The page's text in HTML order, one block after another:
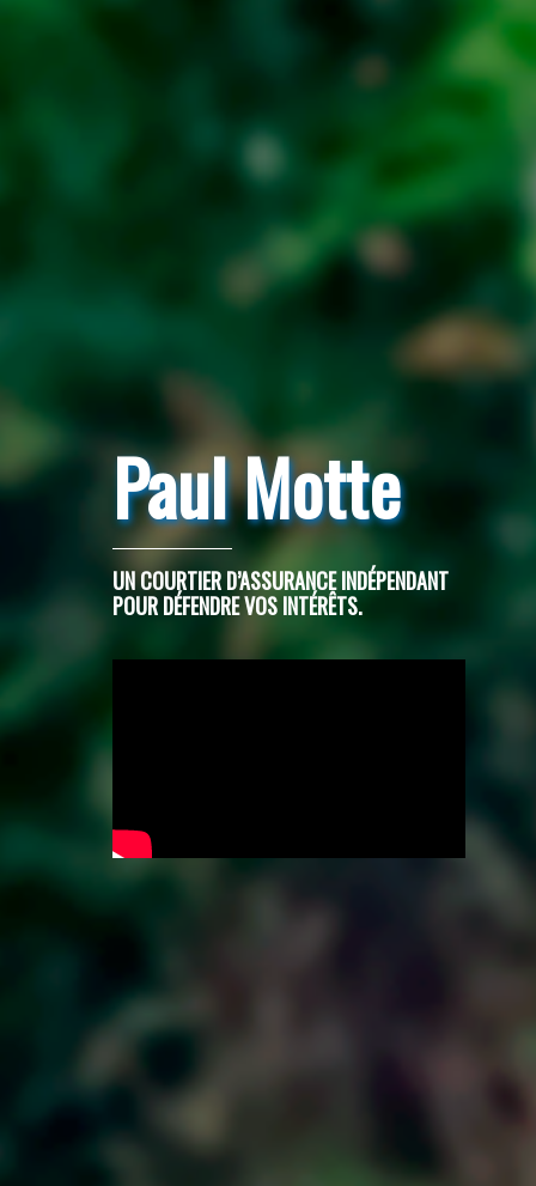
Paul Motte
UN COURTIER D’ASSURANCE INDÉPENDANT
POUR DÉFENDRE VOS INTÉRÊTS.